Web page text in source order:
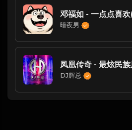
暗夜男
凤凰传奇 - 最炫民
DJ辉总